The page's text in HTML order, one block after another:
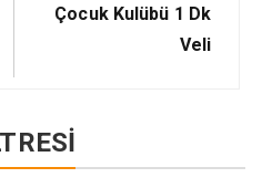
Çocuk Kulübü 1 Dk
Veli